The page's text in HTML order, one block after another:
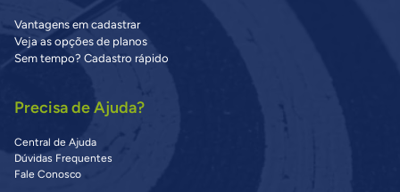
Vantagens em cadastrar
Veja as opções de planos
Sem tempo? Cadastro rápido
Precisa de Ajuda?
Central de Ajuda
Dúvidas Frequentes
Fale Conosco